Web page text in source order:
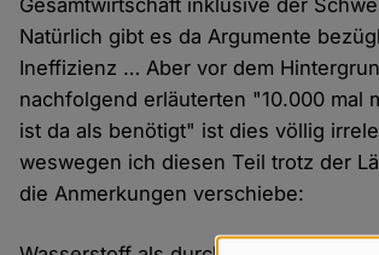
Gesamtwirtschaft inklusive der
Natürlich gibt es da Argumente
Ineffizienz … Aber vor dem
nachfolgend erläuterten "10.000 mal
ist da als benötigt" ist dies völlig
weswegen ich diesen Teil trotz der
die Anmerkungen verschiebe: